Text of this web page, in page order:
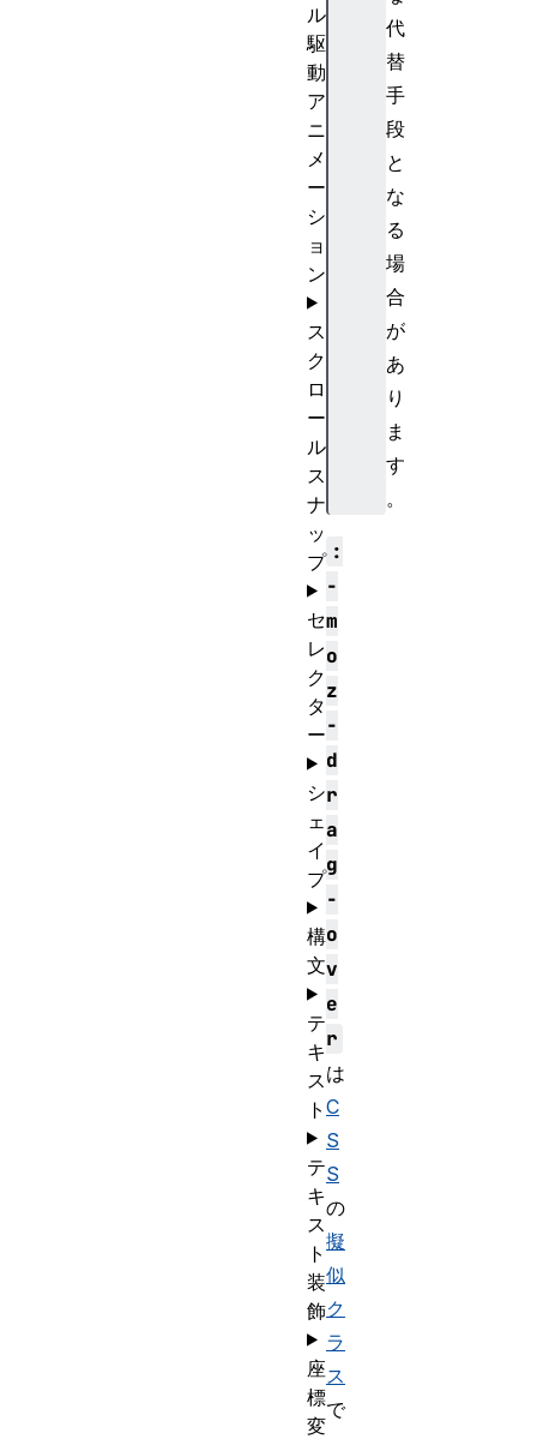
代
替
手
段
と
な
る
場
合
が
あ
り
ま
す
。
:
-
m
o
z
-
d
r
a
g
-
o
v
e
r
は
C
S
S
の
擬
似
ク
ラ
ス
で
ル
駆
動
ア
ニ
メ
ー
シ
ョ
ン
ス
ク
ロ
ー
ル
ス
ナ
ッ
プ
セ
レ
ク
タ
ー
シ
ェ
イ
プ
構
文
テ
キ
ス
ト
テ
キ
ス
ト
装
飾
座
標
変